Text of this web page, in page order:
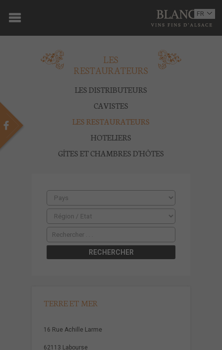
DOMAINE
OENOTOURISME
BOUTIQUE
PRESSE
CONTACT
FR
EN
LES
RESTAURATEURS
LES DISTRIBUTEURS
CAVISTES
LES RESTAURATEURS
HOTELIERS
GÎTES ET CHAMBRES D'HÔTES
TERRE ET MER
16 Rue Achille Larme
62113 Labourse